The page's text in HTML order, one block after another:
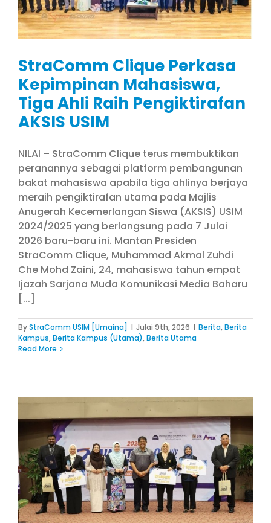
StraComm Clique Perkasa
Kepimpinan Mahasiswa,
Tiga Ahli Raih Pengiktirafan
AKSIS USIM
NILAI – StraComm Clique terus membuktikan
peranannya sebagai platform pembangunan
bakat mahasiswa apabila tiga ahlinya berjaya
meraih pengiktirafan utama pada Majlis
Anugerah Kecemerlangan Siswa (AKSIS) USIM
2024/2025 yang berlangsung pada 7 Julai
2026 baru-baru ini. Mantan Presiden
StraComm Clique, Muhammad Akmal Zuhdi
Che Mohd Zaini, 24, mahasiswa tahun empat
Ijazah Sarjana Muda Komunikasi Media Baharu
[...]
ByStraComm USIM [Umaina] | Julai 9th, 2026 | Berita,Berita
Kampus,Berita Kampus (Utama),Berita Utama
Read More